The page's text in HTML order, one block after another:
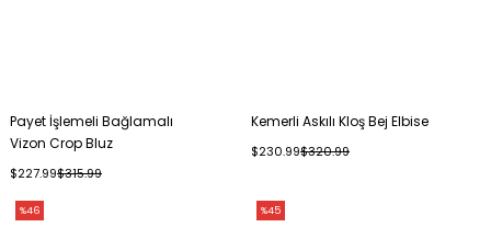
Payet İşlemeli Bağlamalı
Vizon Crop Bluz
$227.99$315.99
Kemerli Askılı Kloş Bej Elbise
$230.99$320.99
%46 %45